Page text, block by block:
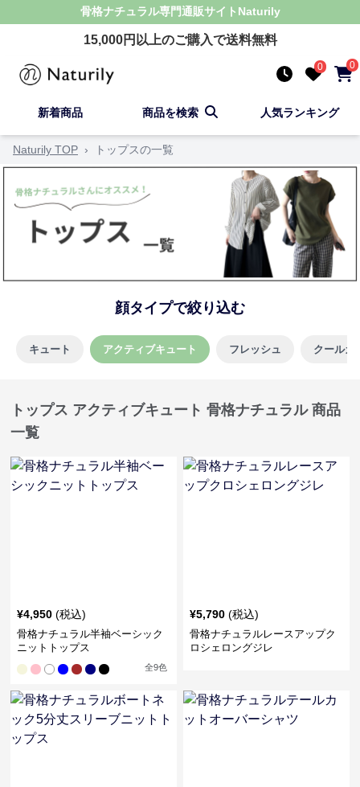
骨格ナチュラル専門通販サイト Naturily
15,000円以上のご購入で送料無料
0 0
新着商品 商品を検索 人気ランキング
Naturily TOP › トップスの一覧
顔タイプで絞り込む
キュート アクティブキュート フレッシュ クールカ
トップス アクティブキュート 骨格ナチュラル 商品
一覧
¥4,950 (税込)
骨格ナチュラル半袖ベーシック
ニットトップス
全9色
¥5,790 (税込)
骨格ナチュラルレースアップク
ロシェロングジレ